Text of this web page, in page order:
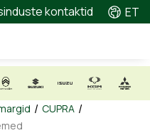
kontaktid ET
/ CUPRA /